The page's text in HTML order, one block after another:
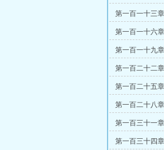
第一百一十三
第一百一十六
第一百一十九
第一百二十二
第一百二十五
第一百二十八
第一百三十一
第一百三十四